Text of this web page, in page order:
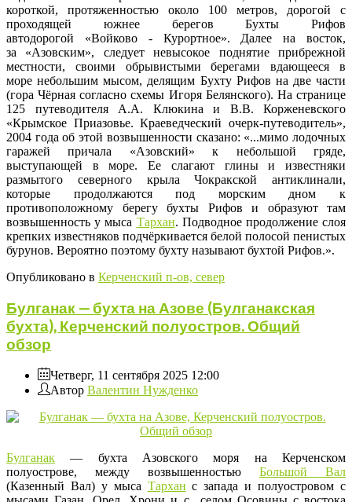
короткой, протяженностью около 100 метров, дорогой с
проходящей южнее берегов Бухты Рифов
автодорогой «Войково - Курортное». Далее на восток,
за «Азовским», следует невысокое поднятие прибрежной
местности, своими обрывистыми берегами вдающееся в
море небольшим мысом, делящим Бухту Рифов на две части
(гора Чёрная согласно схемы Игоря Белянского). На странице
125 путеводителя А.А. Клюкина и В.В. Корженевского
«Крымское Приазовье. Краеведческий очерк-путеводитель»,
2004 года об этой возвышенности сказано: «...мимо лодочных
гаражей причала «Азовский» к небольшой гряде,
выступающей в море. Ее слагают глины и известняки
размытого северного крыла Чокракской антиклинали,
которые продолжаются под морским дном к
противоположному берегу бухты Рифов и образуют там
возвышенность у мыса Тархан. Подводное продолжение слоя
крепких известняков подчёркивается белой полосой пенистых
бурунов. Вероятно поэтому бухту называют бухтой Рифов.».
Опубликовано в Керченский п-ов, север
Булганак — бухта на Азове (Булганакская
бухта), Керченский полуостров. Общий
обзор
Четверг, 11 сентября 2025 12:00
Автор Валентин Нужденко
Булганак — бухта Азовского моря на Керченском
полуострове, между возвышенностью Большой Вал
(Казенный Вал) у мыса Тархан с запада и полуостровом с